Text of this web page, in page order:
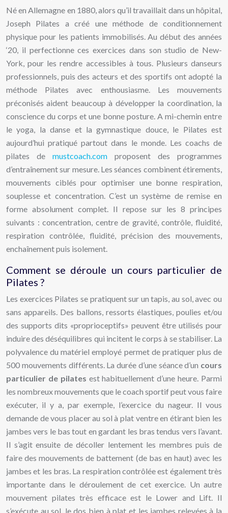
Né en Allemagne en 1880, alors qu’il travaillait dans un hôpital,
Joseph Pilates a créé une méthode de conditionnement
physique pour les patients immobilisés. Au début des années
‘20, il perfectionne ces exercices dans son studio de New-
York, pour les rendre accessibles à tous. Plusieurs danseurs
professionnels, puis des acteurs et des sportifs ont adopté la
méthode Pilates avec enthousiasme. Les mouvements
préconisés aident beaucoup à développer la coordination, la
conscience du corps et une bonne posture. A mi-chemin entre
le yoga, la danse et la gymnastique douce, le Pilates est
aujourd’hui pratiqué partout dans le monde. Les coachs de
pilates de mustcoach.com proposent des programmes
d’entraînement sur mesure. Les séances combinent étirements,
mouvements ciblés pour optimiser une bonne respiration,
souplesse et concentration. C’est un système de remise en
forme absolument complet. Il repose sur les 8 principes
suivants : concentration, centre de gravité, contrôle, fluidité,
respiration contrôlée, fluidité, précision des mouvements,
enchaînement puis isolement.
Comment se déroule un cours particulier de
Pilates ?
Les exercices Pilates se pratiquent sur un tapis, au sol, avec ou
sans appareils. Des ballons, ressorts élastiques, poulies et/ou
des supports dits «proprioceptifs» peuvent être utilisés pour
induire des déséquilibres qui incitent le corps à se stabiliser. La
polyvalence du matériel employé permet de pratiquer plus de
500 mouvements différents. La durée d’une séance d’un cours
particulier de pilates est habituellement d’une heure. Parmi
les nombreux mouvements que le coach sportif peut vous faire
exécuter, il y a, par exemple, l’exercice du nageur. Il vous
demande de vous placer au sol à plat ventre en étirant bien les
jambes vers le bas tout en gardant les bras tendus vers l’avant.
Il s’agit ensuite de décoller lentement les membres puis de
faire des mouvements de battement (de bas en haut) avec les
jambes et les bras. La respiration contrôlée est également très
importante dans le déroulement de cet exercice. Un autre
mouvement pilates très efficace est le Lower and Lift. Il
s’exécute au sol, le dos bien à plat et les jambes relevées à la